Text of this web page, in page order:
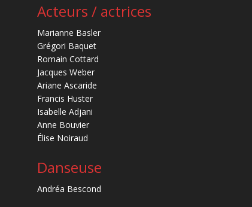
Acteurs / actrices
Marianne Basler
Grégori Baquet
Romain Cottard
Jacques Weber
Ariane Ascaride
Francis Huster
Isabelle Adjani
Anne Bouvier
Élise Noiraud
Danseuse
Andréa Bescond